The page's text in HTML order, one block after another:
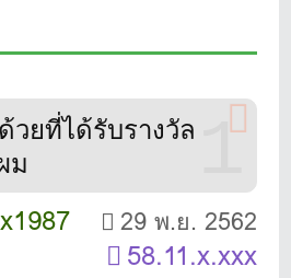
วยที่ได้รับรางวัล
ม 1
29 พ.ย. 2562
58.11.x.xxx